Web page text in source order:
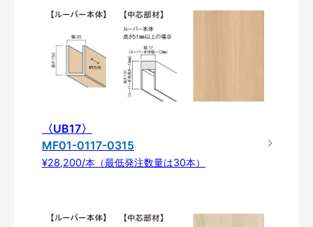
〈UB17〉
MF01-0117-0315
¥28,200/本（最低発注数量は30本）